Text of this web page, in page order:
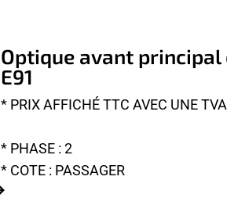
Optique avant principal
E91
* PRIX AFFICHÉ TTC AVEC UNE
* PHASE : 2
* COTE : PASSAGER